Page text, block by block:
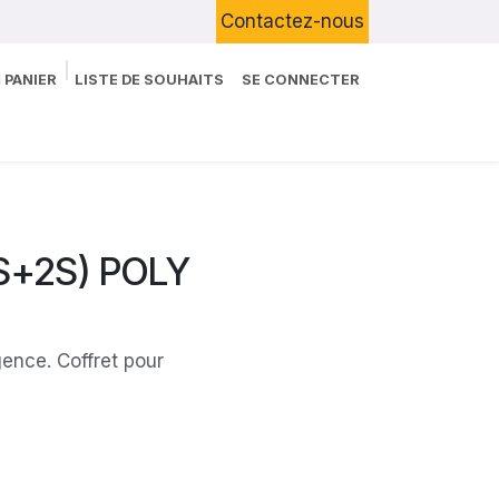
Contactez-nous
LISTE DE SOUHAITS SE CONNECTER
POLY
Coffret pour